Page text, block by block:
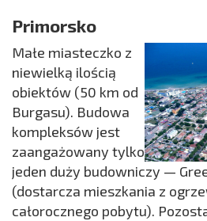
Primorsko
Małe miasteczko z
niewielką ilością
obiektów (50 km od
Burgasu). Budowa
kompleksów jest
zaangażowany tylko
jeden duży budowniczy —
(dostarcza mieszkania z
całorocznego pobytu).